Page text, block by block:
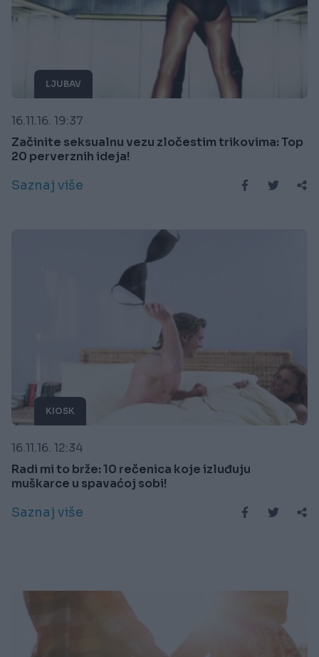
LJUBAV
16.11.16. 19:37
Začinite seksualnu vezu zločestim trikovima: Top
20 perverznih ideja!
Saznaj više
KIOSK
16.11.16. 12:34
Radi mi to brže: 10 rečenica koje izluđuju
muškarce u spavaćoj sobi!
Saznaj više